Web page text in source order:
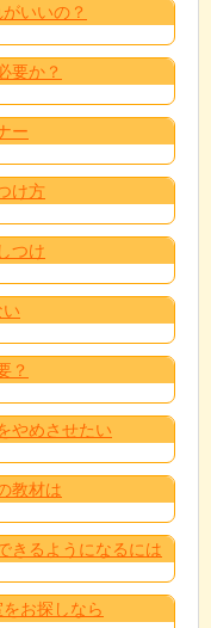
いいの？
要か？
ー
け方
つけ
？
やめさせたい
教材は
きるようになるには
お探しなら